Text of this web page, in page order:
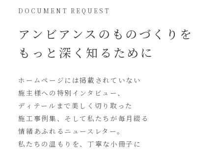
DOCUMENT REQUEST
アンビアンスの ものづくりを
もっと深く知るために
ホームページには掲載されていない
施主様への特別インタビュー、
ディテールまで美しく切り取った
施工事例集、そして私たちが毎月綴る
情緒あふれるニュースレター。
私たちの温もりを、丁寧な小冊子に